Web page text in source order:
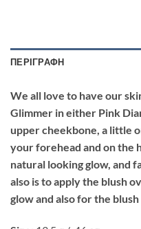
ΠΕΡΙΓΡΑΦΉ
We all love to have our
Glimmer in either Pink
upper cheekbone, a little
your forehead and on the
natural looking glow, and
also is to apply the blush
glow and also for the